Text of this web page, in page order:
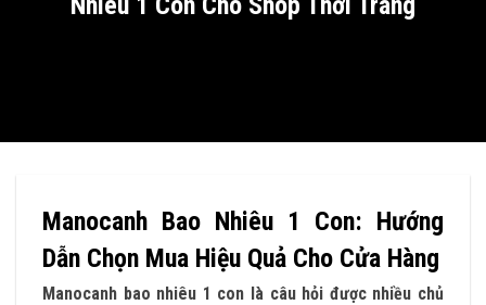
Manocanh Bao Nhiêu 1 Con: Hướng
Dẫn Chọn Mua Hiệu Quả Cho Cửa Hàng
Manocanh bao nhiêu 1 con là câu hỏi được nhiều chủ